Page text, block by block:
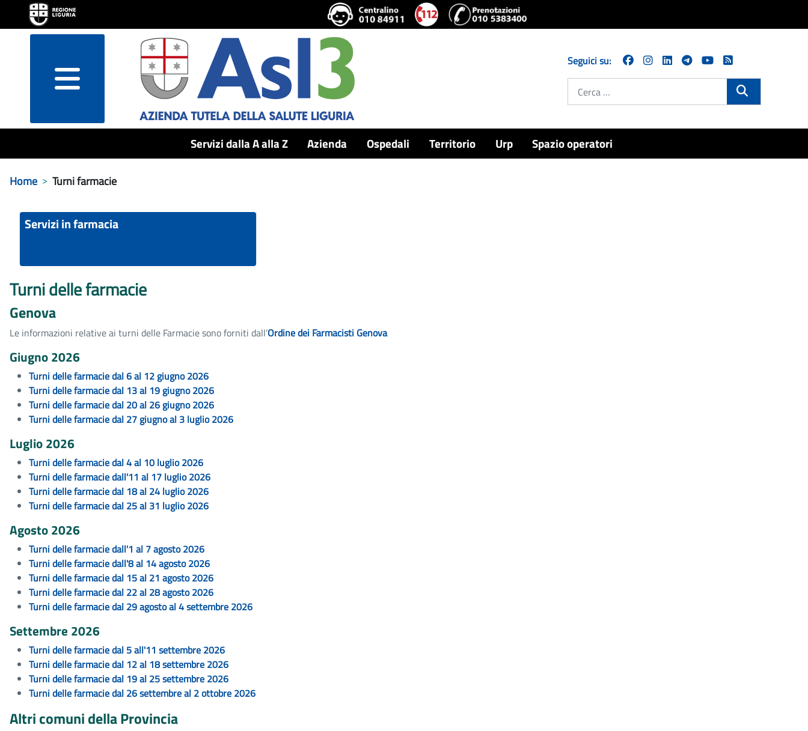
menu
Seguici su:
Cerca
Servizi dalla A alla Z Azienda Ospedali Territorio Urp Spazio operatori
Home Turni farmacie
Servizi in farmacia
Turni delle farmacie
Genova
Le informazioni relative ai turni delle Farmacie sono forniti dall’Ordine dei Farmacisti Genova
Giugno 2026
Turni delle farmacie dal 6 al 12 giugno 2026
Turni delle farmacie dal 13 al 19 giugno 2026
Turni delle farmacie dal 20 al 26 giugno 2026
Turni delle farmacie dal 27 giugno al 3 luglio 2026
Luglio 2026
Turni delle farmacie dal 4 al 10 luglio 2026
Turni delle farmacie dall'11 al 17 luglio 2026
Turni delle farmacie dal 18 al 24 luglio 2026
Turni delle farmacie dal 25 al 31 luglio 2026
Agosto 2026
Turni delle farmacie dall'1 al 7 agosto 2026
Turni delle farmacie dall'8 al 14 agosto 2026
Turni delle farmacie dal 15 al 21 agosto 2026
Turni delle farmacie dal 22 al 28 agosto 2026
Turni delle farmacie dal 29 agosto al 4 settembre 2026
Settembre 2026
Turni delle farmacie dal 5 all'11 settembre 2026
Turni delle farmacie dal 12 al 18 settembre 2026
Turni delle farmacie dal 19 al 25 settembre 2026
Turni delle farmacie dal 26 settembre al 2 ottobre 2026
Altri comuni della Provincia